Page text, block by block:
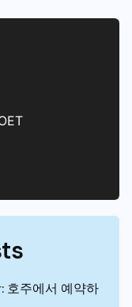
호주에서 예약하